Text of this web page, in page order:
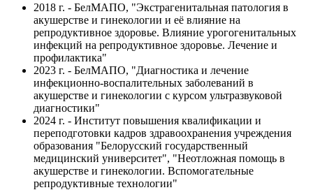
2018 г. - БелМАПО, "Экстрагенитальная патология в
акушерстве и гинекологии и её влияние на
репродуктивное здоровье. Влияние урогогенитальных
инфекций на репродуктивное здоровье. Лечение и
профилактика"
2023 г. - БелМАПО, "Диагностика и лечение
инфекционно-воспалительных заболеваний в
акушерстве и гинекологии с курсом ультразвуковой
диагностики"
2024 г. - Институт повышения квалификации и
переподготовки кадров здравоохранения учреждения
образования "Белорусский государственный
медицинский университет", "Неотложная помощь в
акушерстве и гинекологии. Вспомогательные
репродуктивные технологии"